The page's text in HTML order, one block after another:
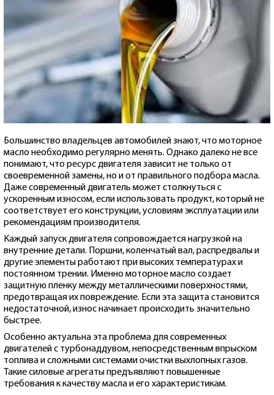
Большинство владельцев автомобилей знают, что моторное
масло необходимо регулярно менять. Однако далеко не все
понимают, что ресурс двигателя зависит не только от
своевременной замены, но и от правильного подбора масла.
Даже современный двигатель может столкнуться с
ускоренным износом, если использовать продукт, который не
соответствует его конструкции, условиям эксплуатации или
рекомендациям производителя.
Каждый запуск двигателя сопровождается нагрузкой на
внутренние детали. Поршни, коленчатый вал, распредвалы и
другие элементы работают при высоких температурах и
постоянном трении. Именно моторное масло создает
защитную пленку между металлическими поверхностями,
предотвращая их повреждение. Если эта защита становится
недостаточной, износ начинает происходить значительно
быстрее.
Особенно актуальна эта проблема для современных
двигателей с турбонаддувом, непосредственным впрыском
топлива и сложными системами очистки выхлопных газов.
Такие силовые агрегаты предъявляют повышенные
требования к качеству масла и его характеристикам.